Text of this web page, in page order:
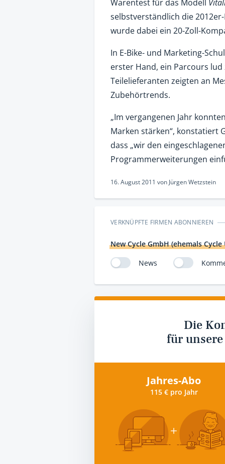
Warentest für das Modell
selbstverständlich die
wurde dabei ein 20-Zoll-
In E-Bike- und Marketing-
erster Hand, ein Parcours
Teilelieferanten zeigten an
Zubehörtrends.
„Im vergangenen Jahr
Marken stärken“, konstatiert
dass „wir den
Programmerweiterungen
16. August 2011 von Jürgen Wetzstein
VERKNÜPFTE FIRMEN ABONNIEREN
New Cycle GmbH (ehemals
News
Die
für
Jahres-Abo
115 € pro Jahr